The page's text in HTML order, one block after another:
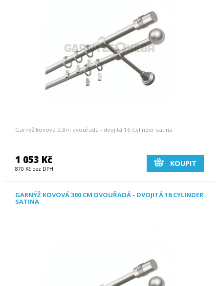
Garnýž kovová 2,8m dvouřadá - dvojitá 16 Cylinder satina
1 053 Kč
870 Kč bez DPH
KOUPIT
GARNÝŽ KOVOVÁ 300 CM DVOUŘADÁ - DVOJITÁ 16 CYLINDER
SATINA